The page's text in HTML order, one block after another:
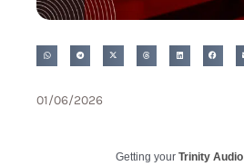
01/06/2026
Getting your Trinity Audio